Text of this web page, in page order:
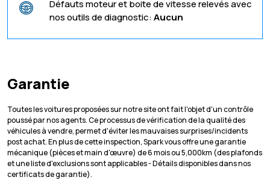
Défauts moteur et boite de vitesse relevés avec
nos outils de diagnostic:Aucun
Garantie
Toutes les voitures proposées sur notre site ont fait l'objet d'un contrôle
poussé par nos agents. Ce processus de vérification de la qualité des
véhicules à vendre, permet d'éviter les mauvaises surprises/incidents
post achat. En plus de cette inspection, Spark vous offre une garantie
mécanique (pièces et main d'œuvre) de 6 mois ou 5,000km (des plafonds
et une liste d'exclusions sont applicables - Détails disponibles dans nos
certificats de garantie).